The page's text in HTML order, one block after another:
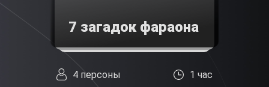
7 загадок фараона
4 персоны 1 час